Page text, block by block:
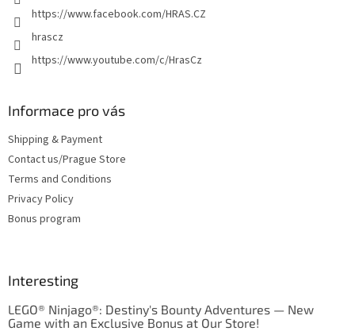
https://www.facebook.com/HRAS.CZ
hrascz
https://www.youtube.com/c/HrasCz
Informace pro vás
Shipping & Payment
Contact us/Prague Store
Terms and Conditions
Privacy Policy
Bonus program
Interesting
LEGO® Ninjago®: Destiny's Bounty Adventures — New
Game with an Exclusive Bonus at Our Store!